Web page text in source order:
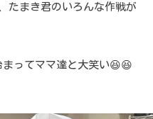
たまき君のいろんな作戦が
まってママ達と大笑い😆😆